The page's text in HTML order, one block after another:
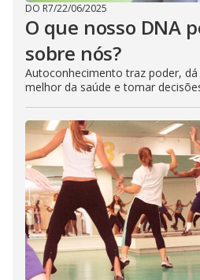
DO R7/22/06/2025
O que nosso DNA
sobre nós?
Autoconhecimento traz poder,
melhor da saúde e tomar